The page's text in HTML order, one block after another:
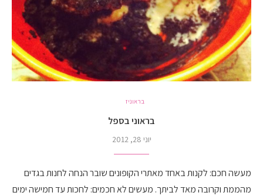
בראוניז
בראוני בספל
יוני 28, 2012
מעשה חכם: לקנות באחד מאתרי הקופונים שובר הנחה לחנות בגדים
מהממת וקרובה מאד לביתך. מעשים לא חכמים: לחכות עד חמישה ימים